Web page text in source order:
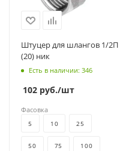
Штуцер для шлангов 1/2П
(20) ник
Есть в наличии: 346
102 руб./шт
Фасовка
5 10 25
50 75 100